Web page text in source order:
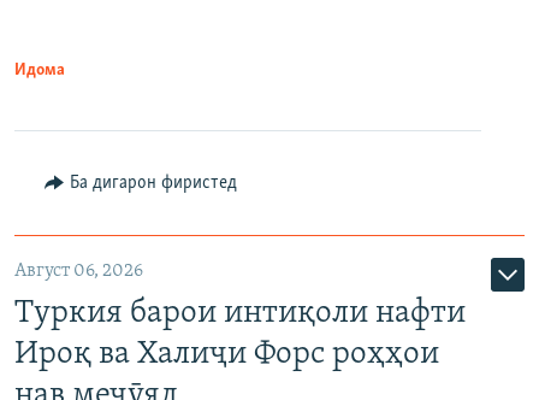
Идома
Ба дигарон фиристед
Август 06, 2026
Туркия барои интиқоли нафти
Ироқ ва Халиҷи Форс роҳҳои